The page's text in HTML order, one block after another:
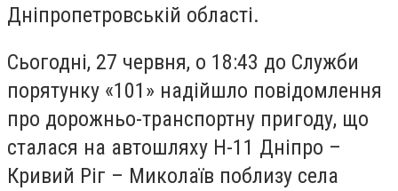
Дніпропетровській області.
Сьогодні, 27 червня, о 18:43 до Служби
порятунку «101» надійшло повідомлення
про дорожньо-транспортну пригоду, що
сталася на автошляху Н-11 Дніпро –
Кривий Ріг – Миколаїв поблизу села